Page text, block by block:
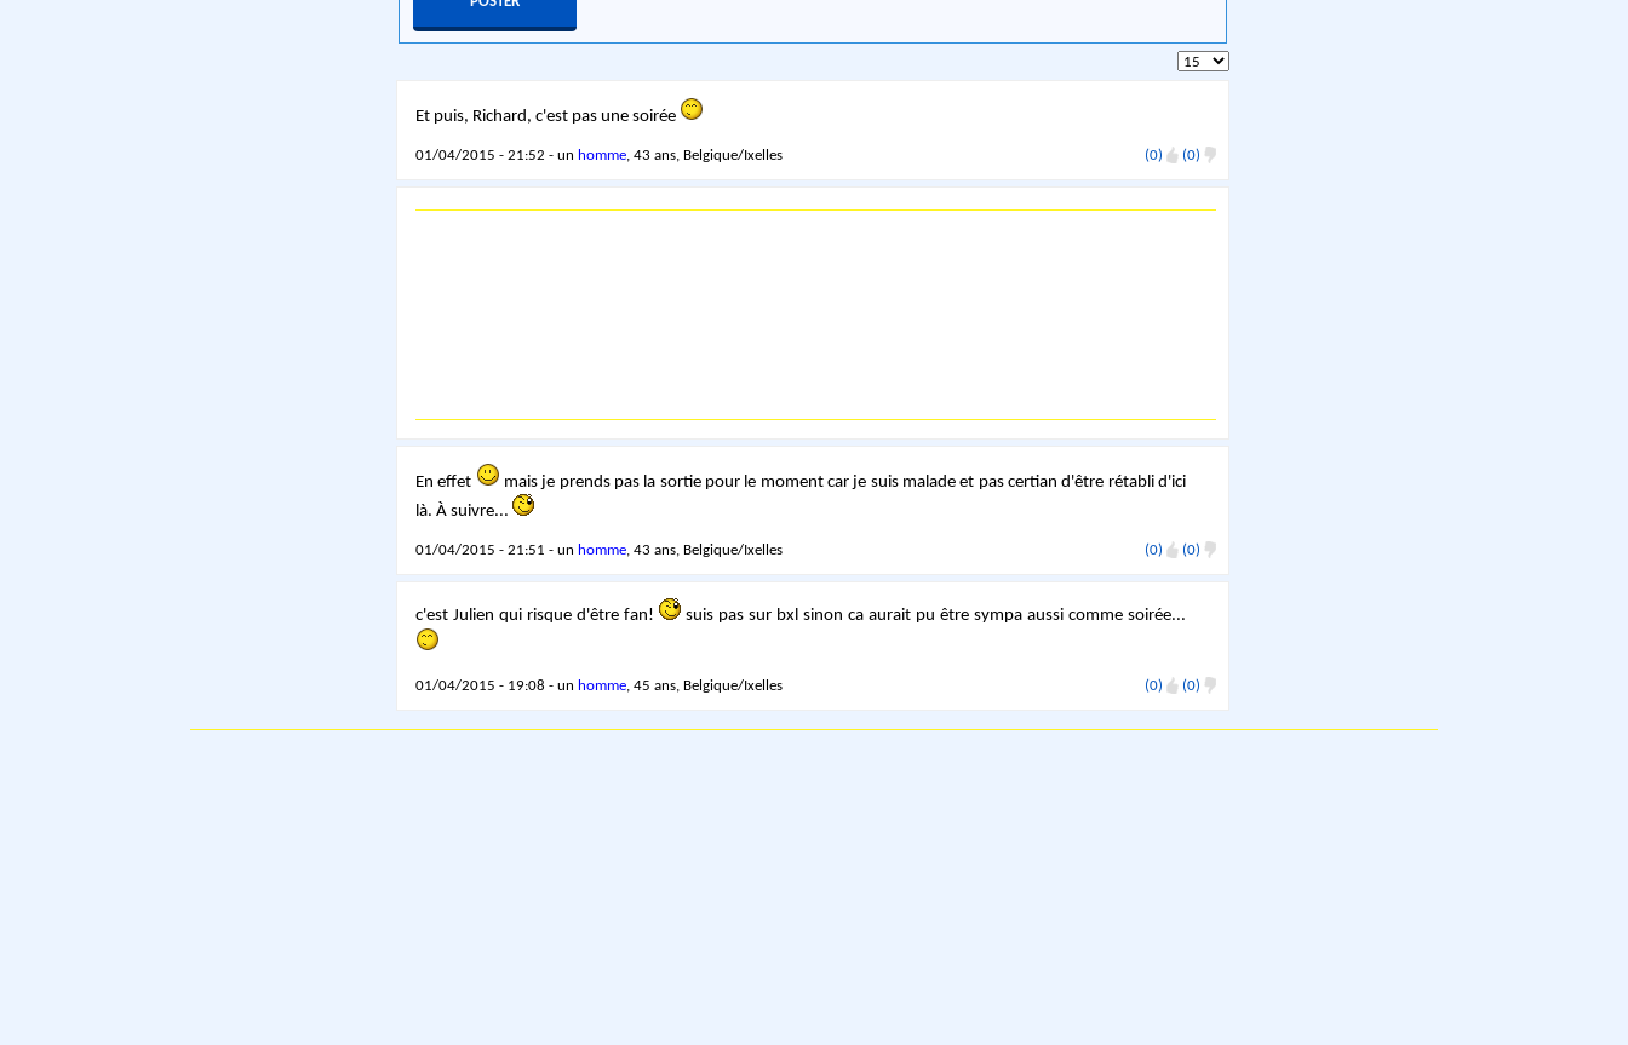
Et puis, Richard, c'est pas une soirée
01/04/2015 - 21:52 - un homme, 43 ans, Belgique/Ixelles (0) (0)
En effet
mais je prends pas la sortie pour le moment car je suis malade et pas certian d'être rétabli d'ici
là. À suivre...
01/04/2015 - 21:51 - un homme, 43 ans, Belgique/Ixelles (0) (0)
c'est Julien qui risque d'être fan! suis pas sur bxl sinon ca aurait pu être sympa aussi comme soirée...
01/04/2015 - 19:08 - un homme, 45 ans, Belgique/Ixelles (0) (0)